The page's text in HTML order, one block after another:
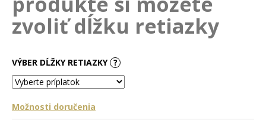
zvoliť dĺžku retiazky
VÝBER DĹŽKY RETIAZKY ?
Možnosti doručenia
O
d
p
r
ú
č
m
e